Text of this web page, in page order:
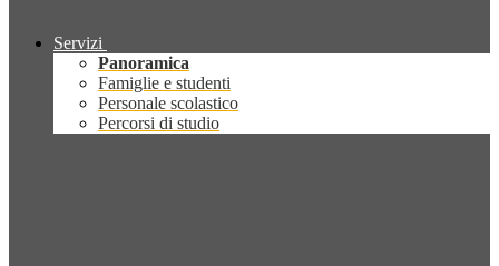
Servizi
Panoramica
Famiglie e studenti
Personale scolastico
Percorsi di studio